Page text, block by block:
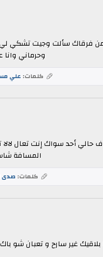
فرقاك سألت وجيت تشكي
وحرماني
كلمات: علي
حالي أحد سواك إنت تعال
المسافة
كلمات: صدى
غير سارح و تعبان شو